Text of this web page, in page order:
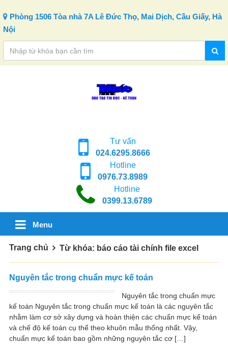
Phòng 1506 Tòa nhà 7A Lê Đức Thọ, Mai Dịch, Cầu Giấy, Hà
Nội
Tư vấn
024.6295.8666
Hotline
0976.73.8989
Hotline
0399.13.6789
Menu
Trang chủ Từ khóa: báo cáo tài chính file excel
Nguyên tắc trong chuẩn mực kế toán
Nguyên tắc trong chuẩn mực
kế toán Nguyên tắc trong chuẩn mực kế toán là các nguyên tắc
nhằm làm cơ sở xây dựng và hoàn thiện các chuẩn mực kế toán
và chế độ kế toán cụ thể theo khuôn mẫu thống nhất. Vậy,
chuẩn mực kế toán bao gồm những nguyên tắc cơ […]